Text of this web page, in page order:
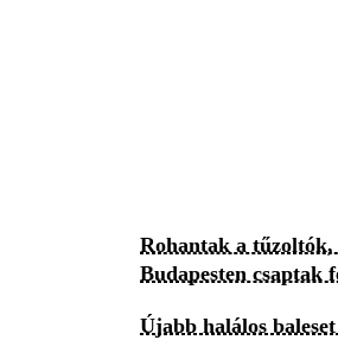
Rohantak a
Budapesten csaptak
Újabb halálos